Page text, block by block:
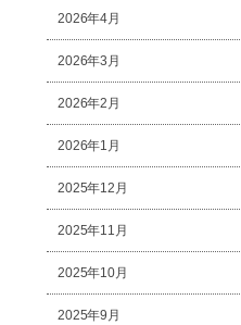
2026年4月
2026年3月
2026年2月
2026年1月
2025年12月
2025年11月
2025年10月
2025年9月